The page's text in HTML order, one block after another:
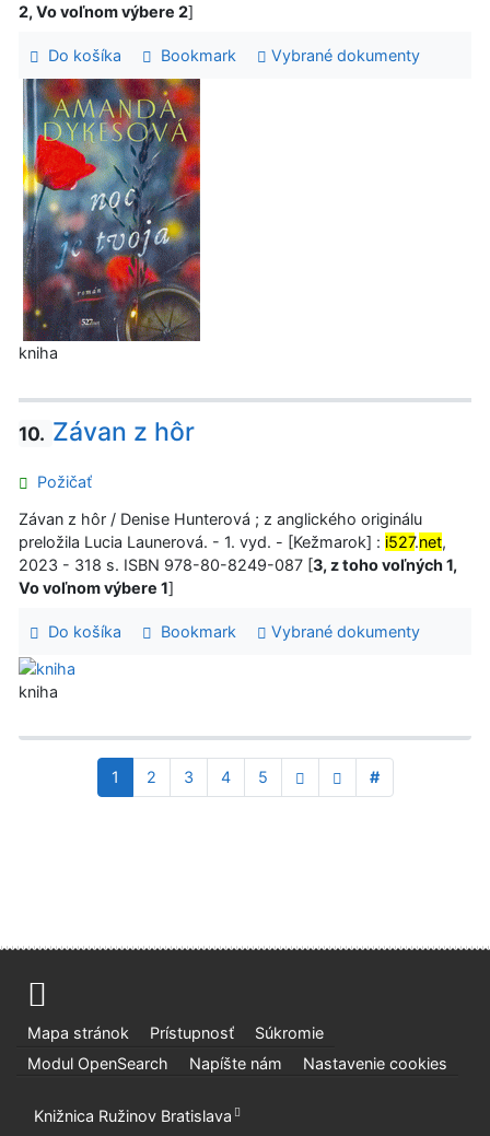
2, Vo voľnom výbere 2]
Do košíka Bookmark Vybrané dokumenty
kniha
10. Závan z hôr
Požičať
Závan z hôr / Denise Hunterová ; z anglického originálu
preložila Lucia Launerová. - 1. vyd. - [Kežmarok] : i527.net,
2023 - 318 s. ISBN 978-80-8249-087 [3, z toho voľných 1,
Vo voľnom výbere 1]
Do košíka Bookmark Vybrané dokumenty
kniha
1 2 3 4 5 #
Mapa stránok Prístupnosť
Súkromie
Modul OpenSearch
Napíšte nám Nastavenie cookies
Knižnica Ružinov Bratislava